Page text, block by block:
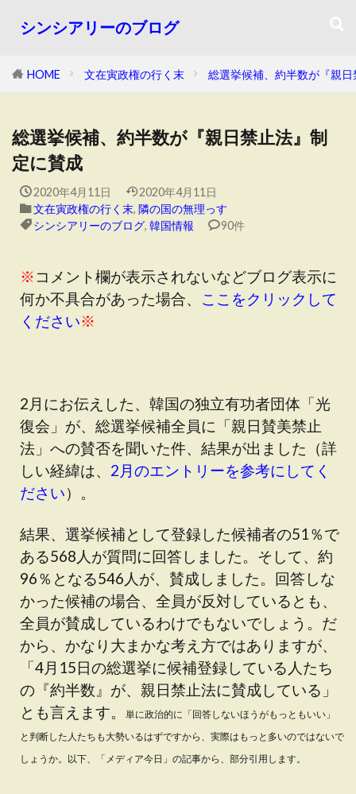
シンシアリーのブログ
HOME 文在寅政権の行く末 総選挙候補、約半数が『親
総選挙候補、約半数が『親日禁止法』制
定に賛成
2020年4月11日
2020年4月11日
文在寅政権の行く末, 隣の国の無理っす
シンシアリーのブログ, 韓国情報 90件
※ コメント欄が表示されないなどブログ表示に
何か不具合があった場合、 ここをクリックして
ください※
2月にお伝えした、韓国の独立有功者団体「光
復会」が、総選挙候補全員に「親日賛美禁止
法」への賛否を聞いた件、結果が出ました（詳
しい経緯は、 2月のエントリーを参考にしてく
ださい）。
結果、選挙候補として登録した候補者の51％で
ある568人が質問に回答しました。そして、約
96％となる546人が、賛成しました。回答しな
かった候補の場合、全員が反対しているとも、
全員が賛成しているわけでもないでしょう。だ
から、かなり大まかな考え方ではありますが、
「4月15日の総選挙に候補登録している人たち
の『約半数』が、親日禁止法に賛成している」
とも言えます。
単に政治的に「回答しないほうがもっともいい」
と判断した人たちも大勢いるはずですから、実際はもっと多いのではないで
しょうか。 以下、 「メディア今日」の記事から、部分引用します。